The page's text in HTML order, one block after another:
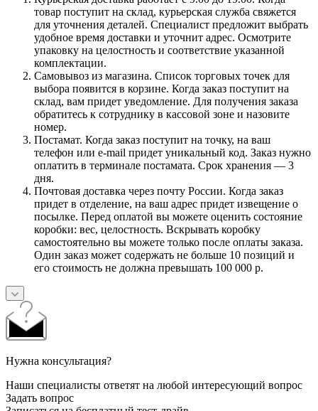
товар поступит на склад, курьерская служба свяжется
для уточнения деталей. Специалист предложит выбрать
удобное время доставки и уточнит адрес. Осмотрите
упаковку на целостность и соответствие указанной
комплектации.
Самовывоз из магазина. Список торговых точек для
выбора появится в корзине. Когда заказ поступит на
склад, вам придет уведомление. Для получения заказа
обратитесь к сотруднику в кассовой зоне и назовите
номер.
Постамат. Когда заказ поступит на точку, на ваш
телефон или e-mail придет уникальный код. Заказ нужно
оплатить в терминале постамата. Срок хранения — 3
дня.
Почтовая доставка через почту России. Когда заказ
придет в отделение, на ваш адрес придет извещение о
посылке. Перед оплатой вы можете оценить состояние
коробки: вес, целостность. Вскрывать коробку
самостоятельно вы можете только после оплаты заказа.
Один заказ может содержать не больше 10 позиций и
его стоимость не должна превышать 100 000 р.
Нужна консультация?
Наши специалисты ответят на любой интересующий вопрос
Задать вопрос